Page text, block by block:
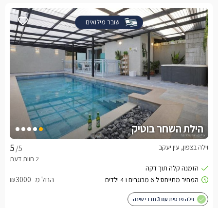
שובר מילואים
הילת השחר בוטיק
/5 וילה בצפון, עין יעקב
החל מ- ₪3000
וילה פרטית עם 3 חדרי שינה